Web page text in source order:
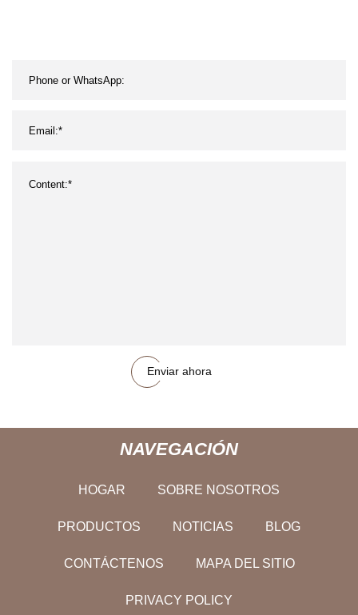
Enviar ahora
NAVEGACIÓN
HOGAR SOBRE NOSOTROS
PRODUCTOS NOTICIAS BLOG
CONTÁCTENOS MAPA DEL SITIO
PRIVACY POLICY